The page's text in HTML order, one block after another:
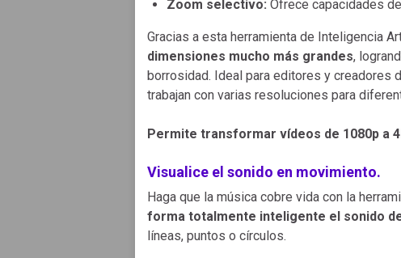
Zoom selectivo: Ofrece capacidades
Gracias a esta herramienta de Inteligencia
dimensiones mucho más grandes,
borrosidad. Ideal para editores y creadores
trabajan con varias resoluciones para
Permite transformar vídeos de 1080p a
Visualice el sonido en movimiento.
Haga que la música cobre vida con la
forma totalmente inteligente el sonido
líneas, puntos o círculos.